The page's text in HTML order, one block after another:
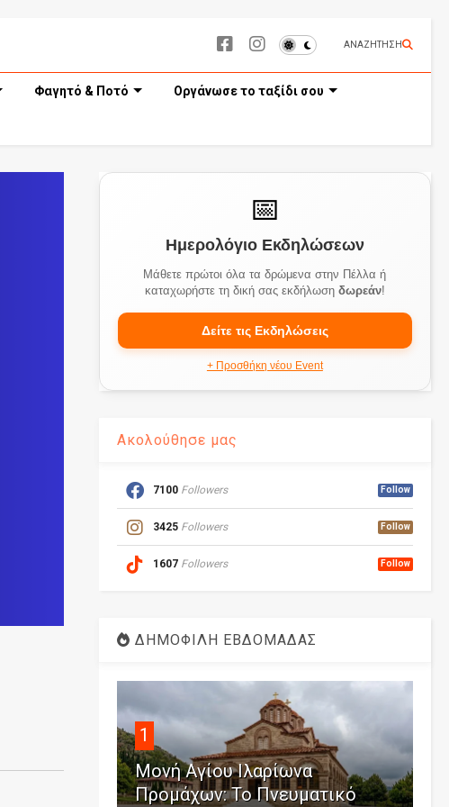
ΑΝΑΖΗΤΗΣΗ
Φαγητό & Ποτό Οργάνωσε το ταξίδι σου
📅
Ημερολόγιο Εκδηλώσεων
Μάθετε πρώτοι όλα τα δρώμενα στην Πέλλα ή
καταχωρήστε τη δική σας εκδήλωση δωρεάν!
Δείτε τις Εκδηλώσεις
+ Προσθήκη νέου Event
Ακολούθησε μας
7100 Followers Follow
3425 Followers Follow
1607 Followers Follow
ΔΗΜΟΦΙΛΗ ΕΒΔΟΜΑΔΑΣ
1
Μονή Αγίου Ιλαρίωνα
Προμάχων: Το Πνευματικό